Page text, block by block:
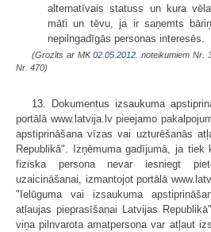
alternatīvais statuss un kura
māti un tēvu, ja ir saņemts
nepilngadīgās personas interesēs.
(Grozīts ar MK02.05.2012. noteikumiem Nr.
Nr. 470)
13. Dokumentus izsaukuma
portālā www.latvija.lv pieejamo
apstiprināšana vīzas vai uzturēšanās
Republikā". Izņēmuma gadījumā, ja tiek
fiziska persona nevar iesniegt
uzaicināšanai, izmantojot portālā
"Ielūguma vai izsaukuma
atļaujas pieprasīšanai Latvijas
viņa pilnvarota amatpersona var atļaut